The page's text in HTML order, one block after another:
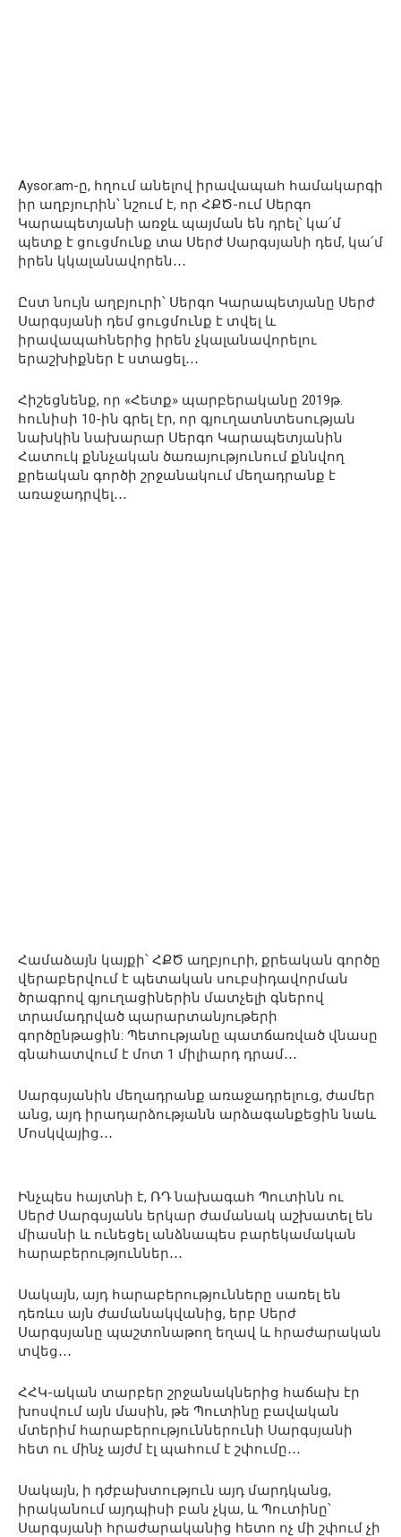
Aysor.am-ը, հղում անելով իրավապահ համակարգի
իր աղբյուրին՝ նշում է, որ ՀՔԾ-ում Սերգո
Կարապետյանի առջև պայման են դրել՝ կա՛մ
պետք է ցուցմունք տա Սերժ Սարգսյանի դեմ, կա՛մ
իրեն կկալանավորեն․․․
Ըստ նույն աղբյուրի՝ Սերգո Կարապետյանը Սերժ
Սարգսյանի դեմ ցուցմունք է տվել և
իրավապահներից իրեն չկալանավորելու
երաշխիքներ է ստացել․․․
Հիշեցնենք, որ «Հետք» պարբերականը 2019թ.
հունիսի 10-ին գրել էր, որ գյուղատնտեսության
նախկին նախարար Սերգո Կարապետյանին
Հատուկ քննչական ծառայությունում քննվող
քրեական գործի շրջանակում մեղադրանք է
առաջադրվել․․․
Համաձայն կայքի՝ ՀՔԾ աղբյուրի, քրեական գործը
վերաբերվում է պետական սուբսիդավորման
ծրագրով գյուղացիներին մատչելի գներով
տրամադրված պարարտանյութերի
գործընթացին: Պետությանը պատճառված վնասը
գնահատվում է մոտ 1 միլիարդ դրամ․․․
Սարգսյանին մեղադրանք առաջադրելուց, ժամեր
անց, այդ իրադարձությանն արձագանքեցին նաև
Մոսկվայից․․․
Ինչպես հայտնի է, ՌԴ նախագահ Պուտինն ու
Սերժ Սարգսյանն երկար ժամանակ աշխատել են
միասնի և ունեցել անձնապես բարեկամական
հարաբերություններ․․․
Սակայն, այդ հարաբերությունները սառել են
դեռևս այն ժամանակվանից, երբ Սերժ
Սարգսյանը պաշտոնաթող եղավ և հրաժարական
տվեց․․․
ՀՀԿ-ական տարբեր շրջանակներից հաճախ էր
խոսվում այն մասին, թե Պուտինը բավական
մտերիմ հարաբերություններունի Սարգսյանի
հետ ու մինչ այժմ էլ պահում է շփումը․․․
Սակայն, ի դժբախտություն այդ մարդկանց,
իրականում այդպիսի բան չկա, և Պուտինը՝
Սարգսյանի հրաժարականից հետո ոչ մի շփում չի